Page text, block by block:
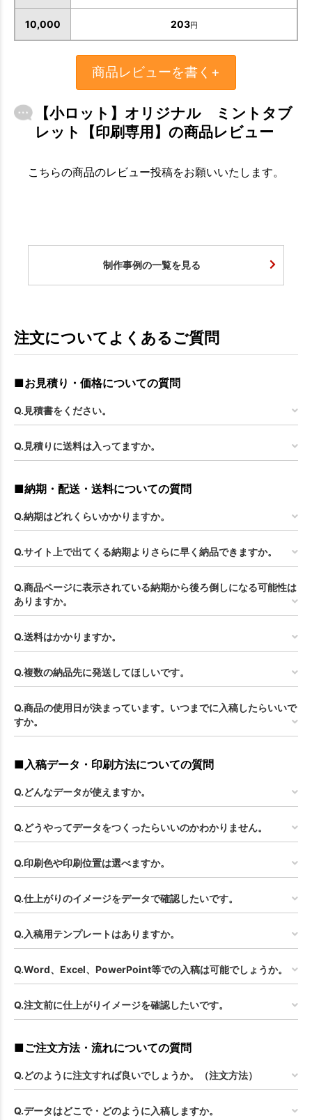
お買い物を続ける カートへ進む
10,000 203円
商品レビューを書く+
【小ロット】オリジナル ミントタブ
レット【印刷専用】の商品レビュー
こちらの商品のレビュー投稿をお願いいたします。
制作事例の一覧を見る
注文についてよくあるご質問
■お見積り・価格についての質問
Q.見積書をください。
Q.見積りに送料は入ってますか。
■納期・配送・送料についての質問
Q.納期はどれくらいかかりますか。
Q.サイト上で出てくる納期よりさらに早く納品できますか。
Q.商品ページに表示されている納期から後ろ倒しになる可能性は
ありますか。
Q.送料はかかりますか。
Q.複数の納品先に発送してほしいです。
Q.商品の使用日が決まっています。いつまでに入稿したらいいで
すか。
■入稿データ・印刷方法についての質問
Q.どんなデータが使えますか。
Q.どうやってデータをつくったらいいのかわかりません。
Q.印刷色や印刷位置は選べますか。
Q.仕上がりのイメージをデータで確認したいです。
Q.入稿用テンプレートはありますか。
Q.Word、Excel、PowerPoint等での入稿は可能でしょうか。
Q.注文前に仕上がりイメージを確認したいです。
■ご注文方法・流れについての質問
Q.どのように注文すれば良いでしょうか。（注文方法）
Q.データはどこで・どのように入稿しますか。